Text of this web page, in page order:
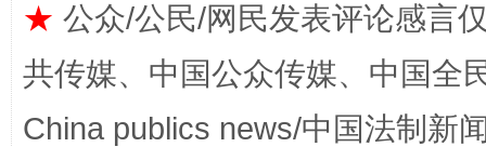
★ 公众/公民/网民发表评论感言
共传媒、中国公众传媒、中国全
China publics news/中国法制新